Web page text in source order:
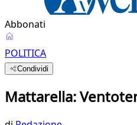
Abbonati
POLITICA
Condividi
Mattarella: